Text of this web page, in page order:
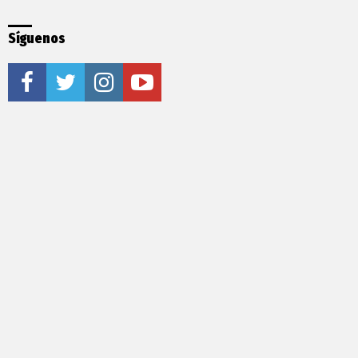
Síguenos
facebooktwitter instagramyoutube